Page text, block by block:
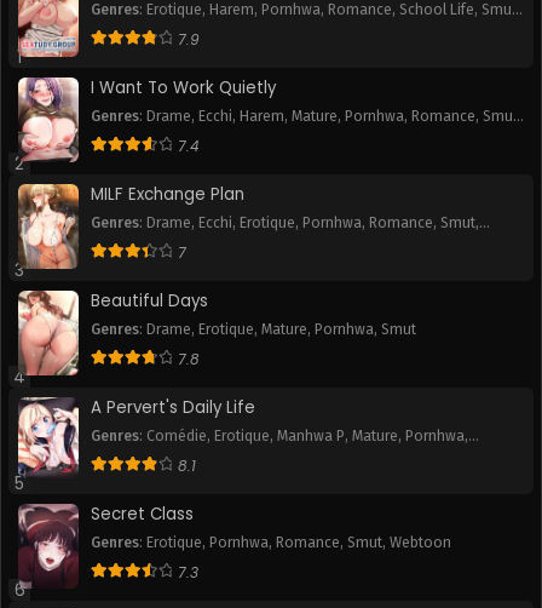
1
Genres: Erotique, Harem, Pornhwa, Romance, School Life, Smut,
Webtoon
7.9
2
I Want To Work Quietly
Genres: Drame, Ecchi, Harem, Mature, Pornhwa, Romance, Smut,
Webtoon
7.4
3
MILF Exchange Plan
Genres: Drame, Ecchi, Erotique, Pornhwa, Romance, Smut,
Webtoon
7
4
Beautiful Days
Genres: Drame, Erotique, Mature, Pornhwa, Smut
7.8
5
A Pervert's Daily Life
Genres: Comédie, Erotique, Manhwa P, Mature, Pornhwa,
Romance,Slice of Life
8.1
6
Secret Class
Genres: Erotique, Pornhwa, Romance, Smut, Webtoon
7.3